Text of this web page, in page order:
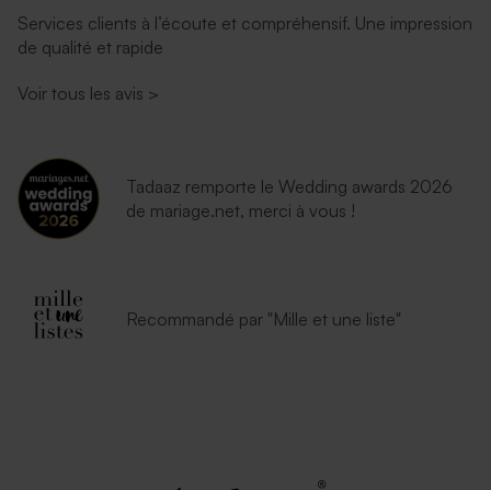
Services clients à l’écoute et compréhensif. Une impression
de qualité et rapide
Voir tous les avis >
Tadaaz remporte le Wedding awards 2026
de mariage.net, merci à vous !
Recommandé par "Mille et une liste"